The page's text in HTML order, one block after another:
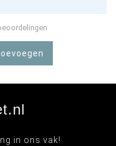
in ons vak!